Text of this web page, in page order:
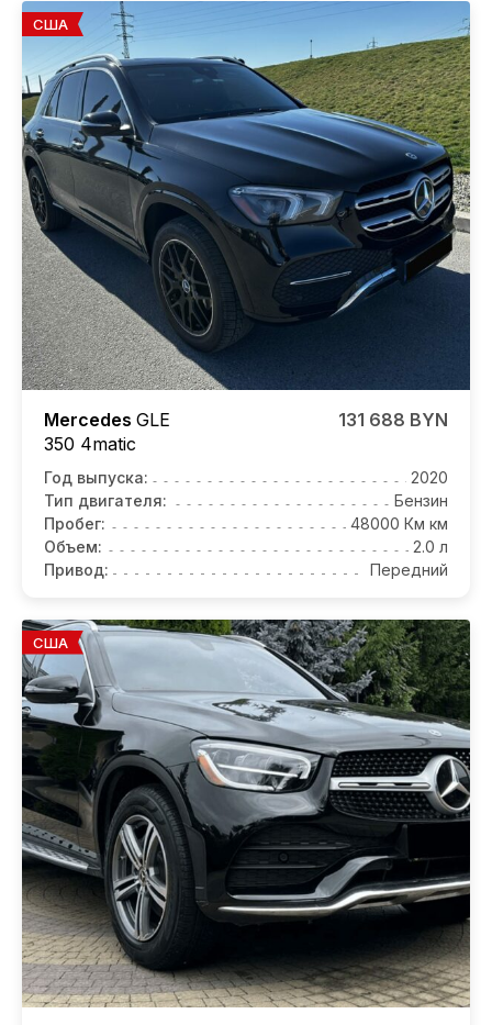
США
Mercedes GLE
350 4matic
131 688 BYN
Год выпуска:
2020
Тип двигателя:
Бензин
Пробег:
48000 Км км
Объем:
2.0 л
Привод:
Передний
США